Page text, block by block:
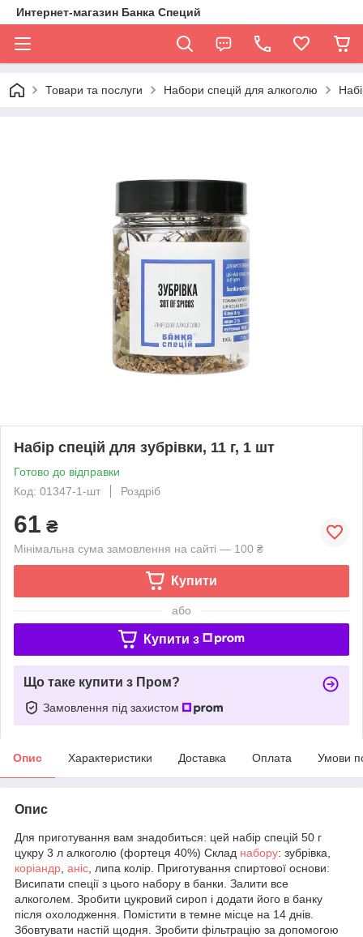
Интернет-магазин Банка Специй
Товари та послуги Набори спецій для алкоголю
Набір спецій для зубрівки, 11 г, 1 шт
Готово до відправки
Код: 01347-1-шт
Роздріб
61 ₴
Мінімальна сума замовлення на сайті — 100 ₴
Купити
або
Купити з
Що таке купити з Пром?
Замовлення під захистом
Опис Характеристики Доставка Оплата Умови
Опис
Для приготування вам знадобиться: цей набір спецій 50 г
цукру 3 л алкоголю (фортеця 40%) Склад набору: зубрівка,
коріандр аніс , липа колір. Приготування спиртової основи:
Висипати спеції з цього набору в банки. Залити все
алкоголем. Зробити цукровий сироп і додати його в банку
після охолодження. Помістити в темне місце на 14 днів.
Збовтувати настій щодня. Зробити фільтрацію за допомогою